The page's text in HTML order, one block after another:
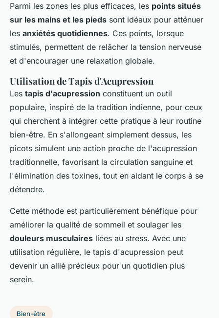
Parmi les zones les plus efficaces, les points situés
sur les mains et les pieds sont idéaux pour atténuer
les anxiétés quotidiennes. Ces points, lorsque
stimulés, permettent de relâcher la tension nerveuse
et d'encourager une relaxation globale.
Utilisation de Tapis d'Acupression
Les tapis d'acupression constituent un outil
populaire, inspiré de la tradition indienne, pour ceux
qui cherchent à intégrer cette pratique à leur routine
bien-être. En s'allongeant simplement dessus, les
picots simulent une action proche de l'acupression
traditionnelle, favorisant la circulation sanguine et
l'élimination des toxines, tout en aidant le corps à se
détendre.
Cette méthode est particulièrement bénéfique pour
améliorer la qualité de sommeil et soulager les
douleurs musculaires liées au stress. Avec une
utilisation régulière, le tapis d'acupression peut
devenir un allié précieux pour un quotidien plus
serein.
Bien-être